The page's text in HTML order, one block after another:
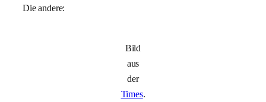
Die andere:
Bild
aus
der
Times.